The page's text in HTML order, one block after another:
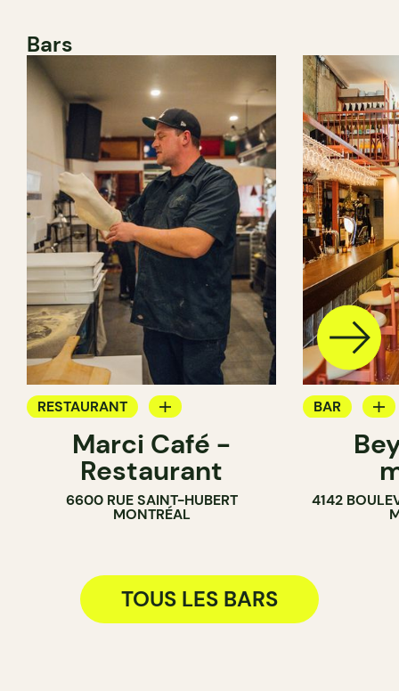
Bars
RESTAURANT
Marci Café -
Restaurant
6600 RUE SAINT-HUBERT
MONTRÉAL
BAR
CAVISTE
4142
TOUS LES BARS